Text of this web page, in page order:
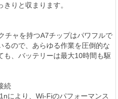
りと収まります。
チャを持つA7チップはパワフルで
るので、あらゆる作業を圧倒的な
も、バッテリーは最大10時間も駆
続
により、Wi-Fiのパフォーマンス